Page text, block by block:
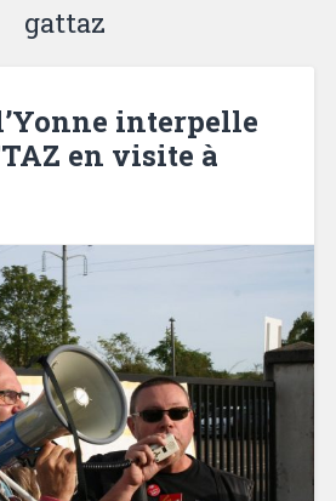
gattaz
interpelle
en visite à